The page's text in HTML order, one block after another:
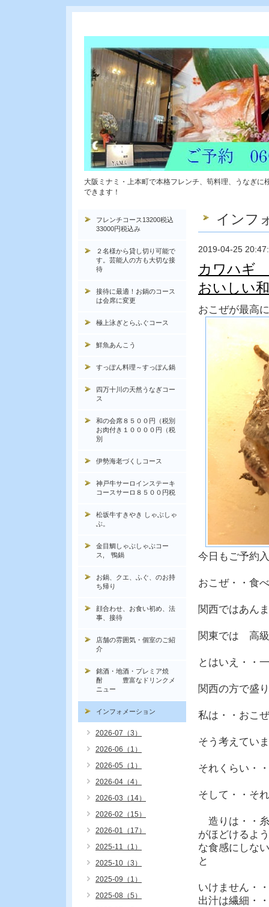
大阪ミナミ・上本町で本格フレンチ、筍料理、うなぎ
できます！
インフ
2019-04-25
カワハギ
おいしい
おこぜが最高
今日もご予約
おこぜ・・食
関西ではあん
関東では 高級
とはいえ・・
関西の方で盛
私は・・おこ
そう考えてい
それくらい・
そして・・そ
造りは・・糸
がほどけるよう
な食感にしない
と
いけません・・
出汁は繊細・・
フレンチコース13200税込
33000円税込み
２名様から貸し切り可能で
す。芸能人の方も大切な接
待
接待に最適！お鍋のコース
は会席に変更
極上泳ぎとらふぐコース
鮮魚あんこう
すっぽん料理～すっぽん鍋
四万十川の天然うなぎコー
ス
和の会席８５００円（税別
お肉付き１００００円（税
別
伊勢海老づくしコース
神戸牛サーロインステーキ
コースサーロ８５００円税
松坂牛すきやき しゃぶしゃ
ぶ。
金目鯛しゃぶしゃぶコー
ス, 鴨鍋
お鍋、クエ、ふぐ、のお持
ち帰り
顔合わせ、お食い初め、法
事、接待
店舗の雰囲気・個室のご紹
介
銘酒・地酒・プレミア焼
酎 豊富なドリンクメ
ニュー
インフォメーション
2026-07（3）
2026-06（1）
2026-05（1）
2026-04（4）
2026-03（14）
2026-02（15）
2026-01（17）
2025-11（1）
2025-10（3）
2025-09（1）
2025-08（5）